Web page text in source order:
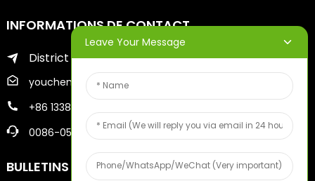
INFORMATIONS DE CONTACT
District de Zhifu de la ville de Yantai
youcheng@ytscreenprinter.com
+86 13386383930
0086-05356730996
BULLETINS D'INFORMATION
Leave Your Message